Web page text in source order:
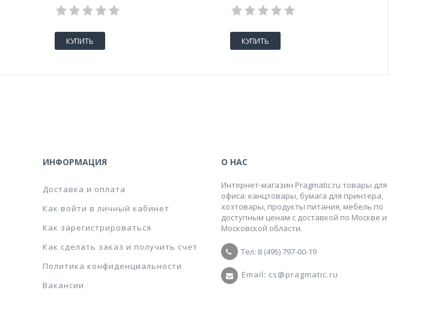
КУПИТЬ КУПИТЬ
ИНФОРМАЦИЯ
Доставка и оплата
Как войти в личный кабинет
Как зарегистрироваться
Как сделать заказ и получить счет
Политика конфиденциальности
Вакансии
О НАС
Интернет-магазин Pragmatic.ru товары для
офиса: канцтовары, бумага для принтера,
хозтовары, продукты питания, мебель по
доступным ценам с доставкой по Москве и
Московской области.
Тел: 8 (495) 797-00-19
Email: cs@pragmatic.ru